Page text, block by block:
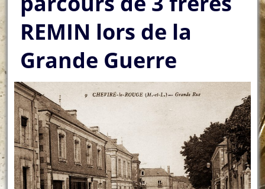
REMIN lors de la
Grande Guerre